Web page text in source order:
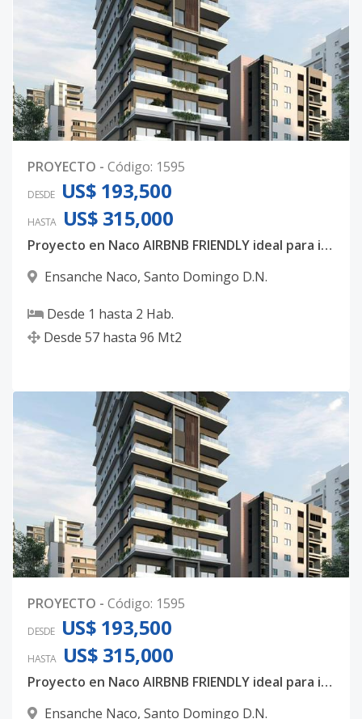
PROYECTO - Código: 1595
DESDE US$ 193,500
HASTA US$ 315,000
Proyecto en Naco AIRBNB FRIENDLY ideal para inversión.
Ensanche Naco, Santo Domingo D.N.
Desde 1 hasta 2 Hab.
Desde 57 hasta 96 Mt2
PROYECTO - Código: 1595
DESDE US$ 193,500
HASTA US$ 315,000
Proyecto en Naco AIRBNB FRIENDLY ideal para inversión.
Ensanche Naco, Santo Domingo D.N.